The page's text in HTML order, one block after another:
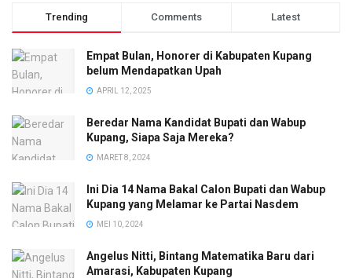
Trending Comments Latest
Empat Bulan, Honorer di Kabupaten Kupang
belum Mendapatkan Upah
APRIL 12, 2025
Beredar Nama Kandidat Bupati dan Wabup
Kupang, Siapa Saja Mereka?
MARET 8, 2024
Ini Dia 14 Nama Bakal Calon Bupati dan Wabup
Kupang yang Melamar ke Partai Nasdem
MEI 10, 2024
Angelus Nitti, Bintang Matematika Baru dari
Amarasi, Kabupaten Kupang